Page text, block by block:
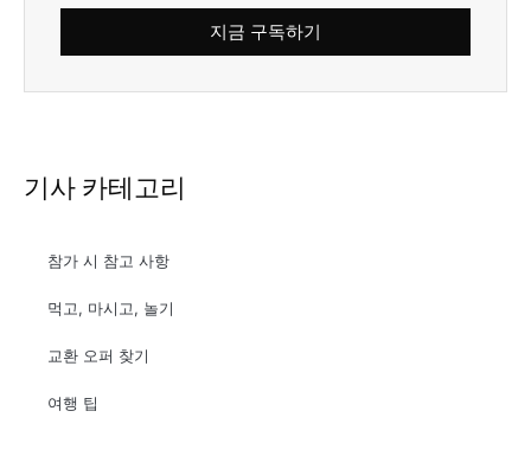
지금 구독하기
기사 카테고리
참가 시 참고 사항
먹고, 마시고, 놀기
교환 오퍼 찾기
여행 팁